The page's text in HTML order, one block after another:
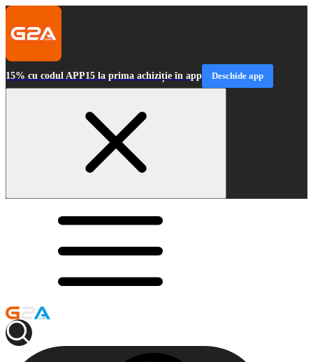
15% cu codul APP15 la prima achiziție în app Deschide app